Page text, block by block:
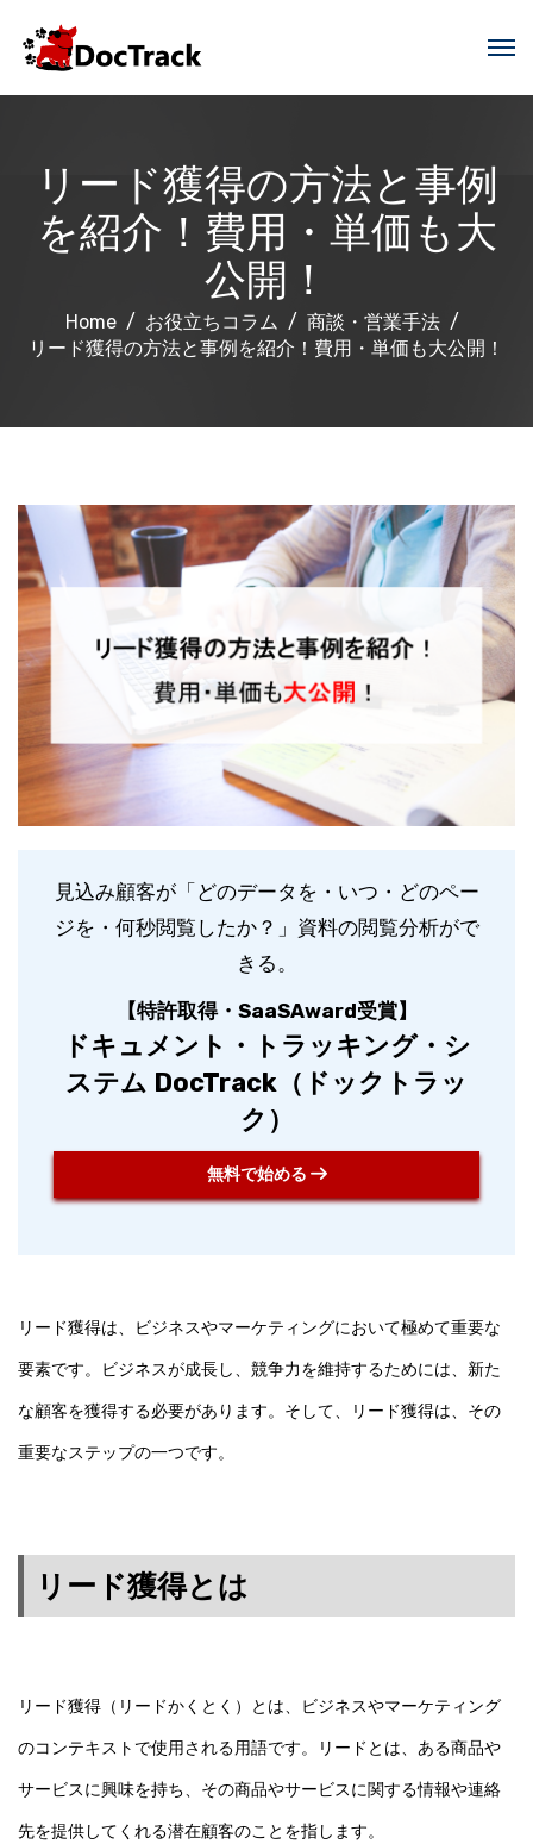
リード獲得の方法と事例
を紹介！費用・単価も大
公開！
Home お役立ちコラム
商談・営業手法
リード獲得の方法と事例を紹介！費用・単価も大公開！
見込み顧客が「どのデータを・いつ・どのペー
ジを・何秒閲覧したか？」資料の閲覧分析がで
きる。
【特許取得・SaaSAward受賞】
ドキュメント・トラッキング・シ
ステム DocTrack（ドックトラッ
ク）
無料で始める
リード獲得は、ビジネスやマーケティングにおいて極めて重要な
要素です。ビジネスが成長し、競争力を維持するためには、新た
な顧客を獲得する必要があります。そして、リード獲得は、その
重要なステップの一つです。
リード獲得とは
リード獲得（リードかくとく）とは、ビジネスやマーケティング
のコンテキストで使用される用語です。リードとは、ある商品や
サービスに興味を持ち、その商品やサービスに関する情報や連絡
先を提供してくれる潜在顧客のことを指します。